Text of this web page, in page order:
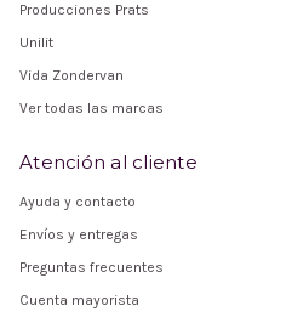
Producciones Prats
Unilit
Vida Zondervan
Ver todas las marcas
Atención al cliente
Ayuda y contacto
Envíos y entregas
Preguntas frecuentes
Cuenta mayorista